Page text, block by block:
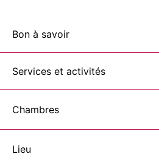
Bon à savoir
Services et activités
Chambres
Lieu